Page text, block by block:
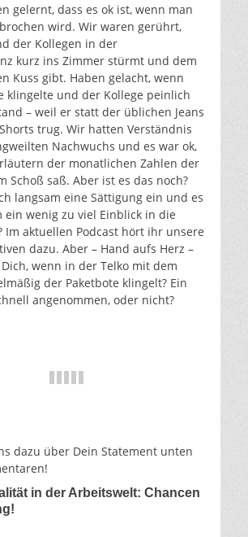
gelernt, dass es ok ist, wenn man
wird. Wir waren gerührt,
der Kollegen in der
kurz ins Zimmer stürmt und dem
Kuss gibt. Haben gelacht, wenn
klingelte und der Kollege peinlich
– weil er statt der üblichen Jeans
trug. Wir hatten Verständnis
Nachwuchs und es war ok,
der monatlichen Zahlen der
Schoß saß. Aber ist es das noch?
langsam eine Sättigung ein und es
ein wenig zu viel Einblick in die
Im aktuellen Podcast hört ihr unsere
dazu. Aber – Hand aufs Herz –
wenn in der Telko mit dem
der Paketbote klingelt? Ein
angenommen, oder nicht?
dazu über Dein Statement unten
in der Arbeitswelt: Chancen